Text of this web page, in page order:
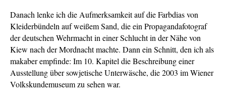
Danach lenke ich die Aufmerksamkeit auf die Farbdias von
Kleiderbündeln auf weißem Sand, die ein Propagandafotograf
der deutschen Wehrmacht in einer Schlucht in der Nähe von
Kiew nach der Mordnacht machte. Dann ein Schnitt, den ich als
makaber empfinde: Im 10. Kapitel die Beschreibung einer
Ausstellung über sowjetische Unterwäsche, die 2003 im Wiener
Volkskundemuseum zu sehen war.